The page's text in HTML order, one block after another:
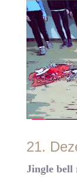
21.
Jingle bell